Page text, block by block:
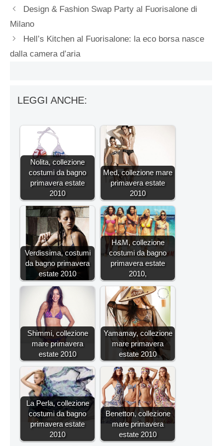
Design & Fashion Swap Party al Fuorisalone di
Milano
Hell’s Kitchen al Fuorisalone: la eco borsa nasce
dalla camera d’aria
LEGGI ANCHE:
Nolita, collezione
costumi da bagno
primavera estate
2010
Med, collezione mare
primavera estate
2010
Verdissima, costumi
da bagno primavera
estate 2010
H&M, collezione
costumi da bagno
primavera estate
2010,
Shimmi, collezione
mare primavera
estate 2010
Yamamay, collezione
mare primavera
estate 2010
La Perla, collezione
costumi da bagno
primavera estate
2010
Benetton, collezione
mare primavera
estate 2010